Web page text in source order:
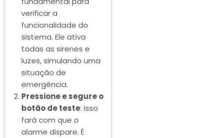
verificar a
funcionalidade do
sistema. Ele ativa
todas as sirenes e
luzes, simulando uma
situação de
emergência.
Pressione e segure o
botão de teste: Isso
fará com que o
alarme dispare. É